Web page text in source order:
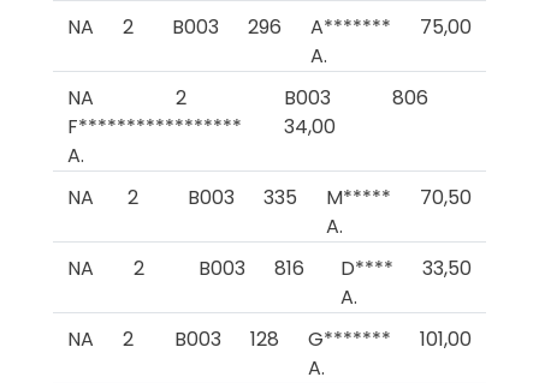
NA
2 B003 296
A*******
A.
75,00
NA 2 B003
806
F*****************
A.
34,00
NA 2 B003 335
M*****
A.
70,50
NA 2 B003 816
D****
A.
33,50
NA 2 B003 128
G*******
A.
101,00